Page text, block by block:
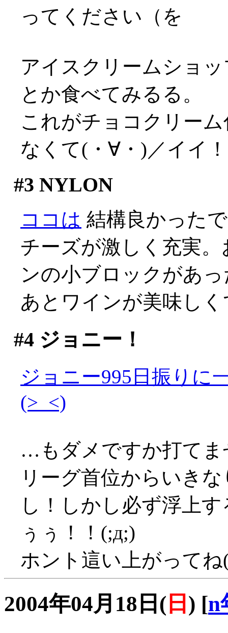
ってください（を
アイスクリームショ
とか食べてみるる。
これがチョコクリー
なくて(・∀・)／イイ
#3 NYLON
ココは 結構良かった
チーズが激しく充実
ンの小ブロックがあ
あとワインが美味し
#4ジョニー！
ジョニー995日振りに
(>_<)
…もダメですか打てま
リーグ首位からいき
し！しかし必ず浮上
ぅぅ！！(;д;)
ホント這い上がってね
2004年04月18日( 日 ) [n